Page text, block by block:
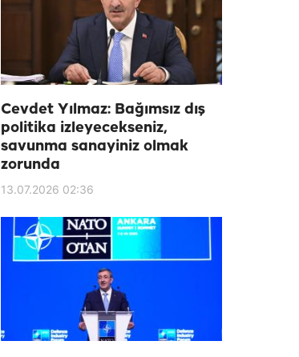
Cevdet Yılmaz: Bağımsız dış
politika izleyecekseniz,
savunma sanayiniz olmak
zorunda
13.07.2026 02:36